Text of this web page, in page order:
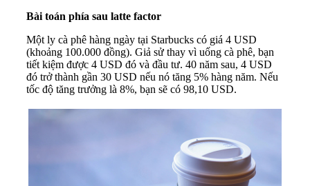
Bài toán phía sau latte factor
Một ly cà phê hàng ngày tại Starbucks có giá 4 USD
(khoảng 100.000 đồng). Giả sử thay vì uống cà phê, bạn
tiết kiệm được 4 USD đó và đầu tư. 40 năm sau, 4 USD
đó trở thành gần 30 USD nếu nó tăng 5% hàng năm. Nếu
tốc độ tăng trưởng là 8%, bạn sẽ có 98,10 USD.